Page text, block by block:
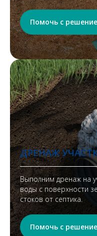
Помочь с
ДРЕНАЖ
Выполним дренаж на
воды с поверхности
стоков от септика.
Помочь с